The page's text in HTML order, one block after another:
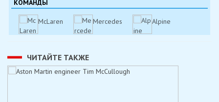
КОМАНДЫ
McLaren Mercedes Alpine
ЧИТАЙТЕ ТАКЖЕ